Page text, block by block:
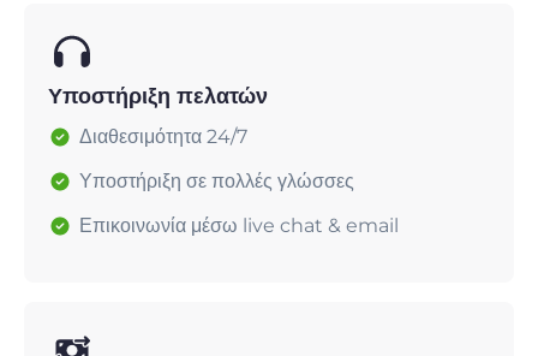
Υποστήριξη πελατών
Διαθεσιμότητα 24/7
Υποστήριξη σε πολλές γλώσσες
Επικοινωνία μέσω live chat & email